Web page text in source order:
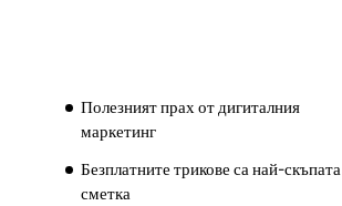
Полезният прах от дигиталния
маркетинг
Безплатните трикове са най-скъпата
сметка